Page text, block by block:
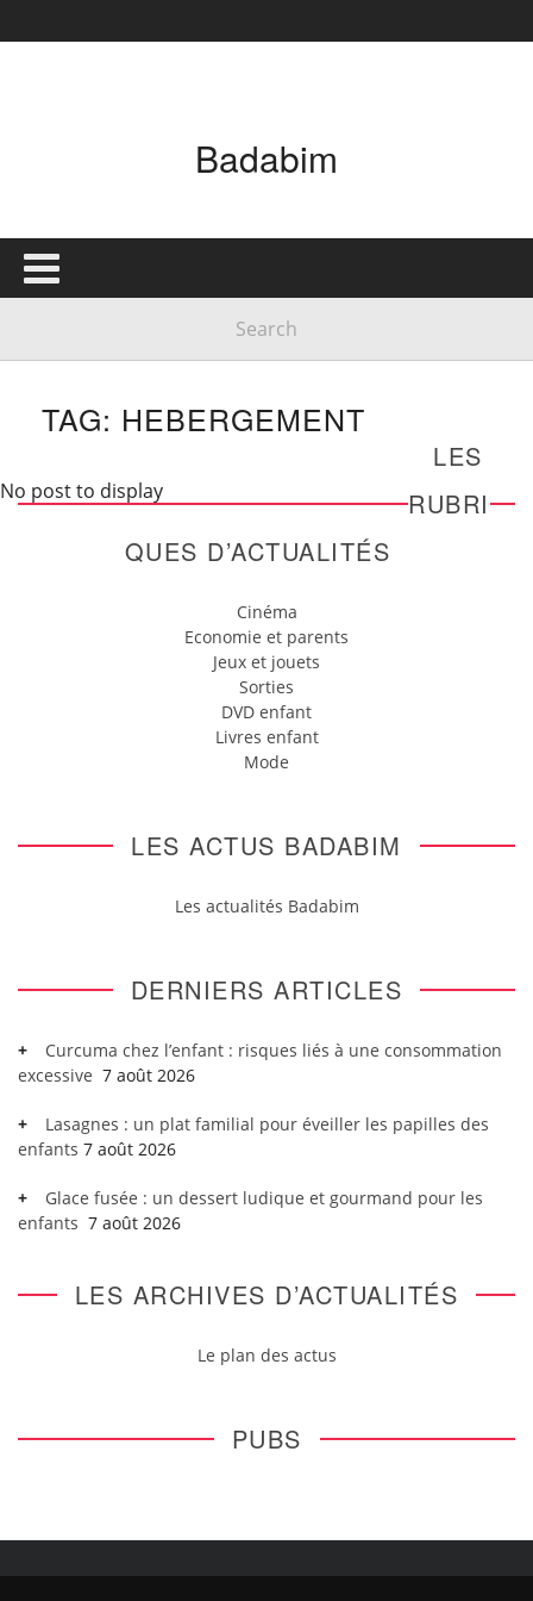
Badabim
TAG: HEBERGEMENT
No post to display
LES
RUBRI
QUES D’ACTUALITÉS
Cinéma
Economie et parents
Jeux et jouets
Sorties
DVD enfant
Livres enfant
Mode
LES ACTUS BADABIM
Les actualités Badabim
DERNIERS ARTICLES
Curcuma chez l’enfant : risques liés à une consommation
excessive 7 août 2026
Lasagnes : un plat familial pour éveiller les papilles des
enfants 7 août 2026
Glace fusée : un dessert ludique et gourmand pour les
enfants 7 août 2026
LES ARCHIVES D’ACTUALITÉS
Le plan des actus
PUBS